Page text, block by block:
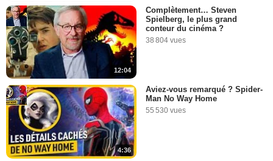
12:04
Complètement… Steven
Spielberg, le plus grand
conteur du cinéma ?
38 804 vues
4:36
Aviez-vous remarqué ? Spider-
Man No Way Home
55 530 vues